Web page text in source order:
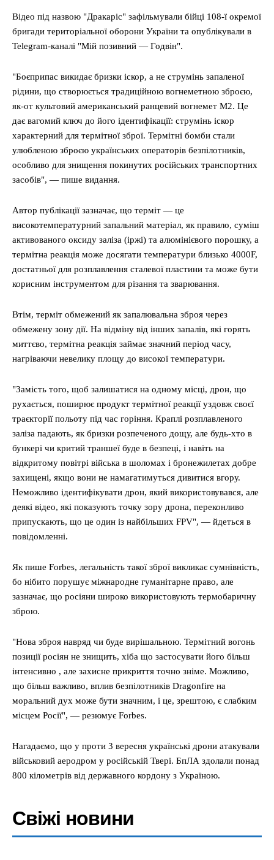
Відео під назвою "Дракаріс" зафільмували бійці 108-ї окремої
бригади територіальної оборони України та опублікували в
Telegram-каналі "Мій позивний — Годвін".
"Боєприпас викидає бризки іскор, а не струмінь запаленої
рідини, що створюється традиційною вогнеметною зброєю,
як-от культовий американський ранцевий вогнемет M2. Це
дає вагомий ключ до його ідентифікації: струмінь іскор
характерний для термітної зброї. Термітні бомби стали
улюбленою зброєю українських операторів безпілотників,
особливо для знищення покинутих російських транспортних
засобів", — пише видання.
Автор публікації зазначає, що терміт — це
високотемпературний запальний матеріал, як правило, суміш
активованого оксиду заліза (іржі) та алюмінієвого порошку, а
термітна реакція може досягати температури близько 4000F,
достатньої для розплавлення сталевої пластини та може бути
корисним інструментом для різання та зварювання.
Втім, терміт обмежений як запалювальна зброя через
обмежену зону дії. На відміну від інших запалів, які горять
миттєво, термітна реакція займає значний період часу,
нагріваючи невелику площу до високої температури.
"Замість того, щоб залишатися на одному місці, дрон, що
рухається, поширює продукт термітної реакції уздовж своєї
траєкторії польоту під час горіння. Краплі розплавленого
заліза падають, як бризки розпеченого дощу, але будь-хто в
бункері чи критий траншеї буде в безпеці, і навіть на
відкритому повітрі війська в шоломах і бронежилетах добре
захищені, якщо вони не намагатимуться дивитися вгору.
Неможливо ідентифікувати дрон, який використовувався, але
деякі відео, які показують точку зору дрона, переконливо
припускають, що це один із найбільших FPV", — йдеться в
повідомленні.
Як пише Forbes, легальність такої зброї викликає сумнівність,
бо нібито порушує міжнародне гуманітарне право, але
зазначає, що росіяни широко використовують термобаричну
зброю.
"Нова зброя навряд чи буде вирішальною. Термітний вогонь
позиції росіян не знищить, хіба що застосувати його більш
інтенсивно , але захисне прикриття точно зніме. Можливо,
що більш важливо, вплив безпілотників Dragonfire на
моральний дух може бути значним, і це, зрештою, є слабким
місцем Росії", — резюмує Forbes.
Нагадаємо, що у проти 3 вересня українські дрони атакували
військовий аеродром у російській Твері. БпЛА здолали понад
800 кілометрів від державного кордону з Україною.
Свіжі новини